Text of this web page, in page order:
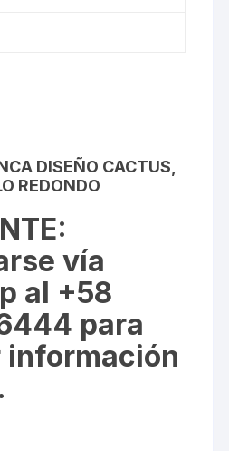
DISEÑO CACTUS,
REDONDO
:
vía
al +58
para